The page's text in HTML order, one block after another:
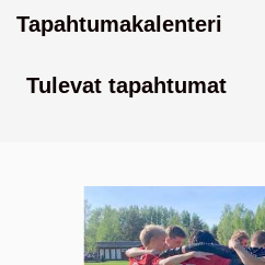
Tapahtumakalenteri
Tulevat tapahtumat